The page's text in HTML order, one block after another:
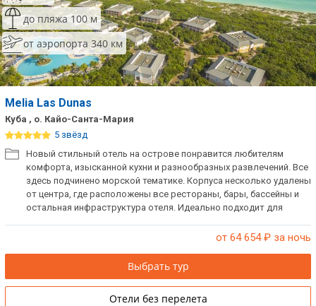
до пляжа 100 м
от аэропорта 340 км
Melia Las Dunas
Куба , о. Кайо-Санта-Мария
5 звёзд
Новый стильный отель на острове понравится любителям
комфорта, изысканной кухни и разнообразных развлечений. Все
здесь подчинено морской тематике. Корпуса несколько удалены
от центра, где расположены все рестораны, бары, бассейны и
остальная инфраструктура отеля. Идеально подходит для
от 64 654₽ за ночь
Выбрать тур
Отели без перелета